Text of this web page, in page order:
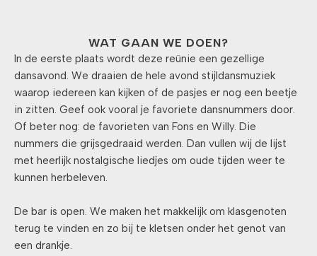
WAT GAAN WE DOEN?
In de eerste plaats wordt deze reünie een gezellige
dansavond. We draaien de hele avond stijldansmuziek
waarop iedereen kan kijken of de pasjes er nog een beetje
in zitten. Geef ook vooral je favoriete dansnummers door.
Of beter nog: de favorieten van Fons en Willy. Die
nummers die grijsgedraaid werden. Dan vullen wij de lijst
met heerlijk nostalgische liedjes om oude tijden weer te
kunnen herbeleven.
De bar is open. We maken het makkelijk om klasgenoten
terug te vinden en zo bij te kletsen onder het genot van
een drankje.